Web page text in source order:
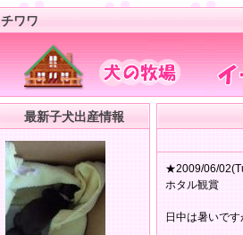
チワワ
最新子犬出産情報
★2009/06/
ホタル観賞
日中は暑いで